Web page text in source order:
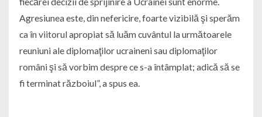
Agresiunea este, din nefericire, foarte vizibilă şi sperăm
ca în viitorul apropiat să luăm cuvântul la următoarele
reuniuni ale diplomaţilor ucraineni sau diplomaţilor
români şi să vorbim despre ce s-a întâmplat; adică să se
fi terminat războiul”, a spus ea.